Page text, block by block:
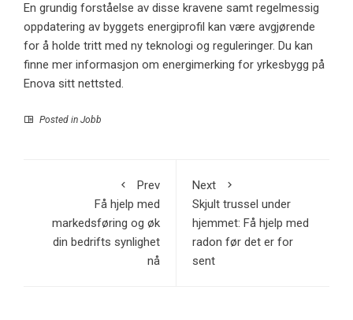
En grundig forståelse av disse kravene samt regelmessig
oppdatering av byggets energiprofil kan være avgjørende
for å holde tritt med ny teknologi og reguleringer. Du kan
finne mer informasjon om energimerking for yrkesbygg på
Enova sitt nettsted.
Posted in Jobb
Prev
Få hjelp med
markedsføring og øk
din bedrifts synlighet
nå
Next
Skjult trussel under
hjemmet: Få hjelp med
radon før det er for
sent